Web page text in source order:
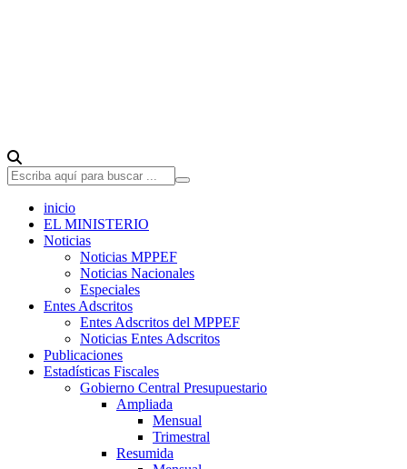
inicio
EL MINISTERIO
Noticias
Noticias MPPEF
Noticias Nacionales
Especiales
Entes Adscritos
Entes Adscritos del MPPEF
Noticias Entes Adscritos
Publicaciones
Estadísticas Fiscales
Gobierno Central Presupuestario
Ampliada
Mensual
Trimestral
Resumida